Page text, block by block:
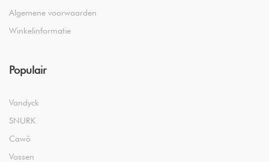
Algemene voorwaarden
Winkelinformatie
Populair
Vandyck
SNURK
Cawö
Vossen